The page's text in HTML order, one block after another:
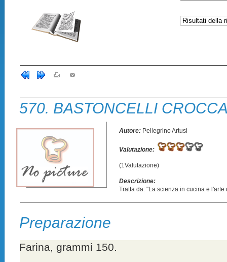
570. BASTONCELLI
Autore: Pellegrino Artusi
Valutazione:
(1Valutazione)
Descrizione:
Tratta da: "La scienza in cucina e l'arte
Preparazione
Farina, grammi 150.